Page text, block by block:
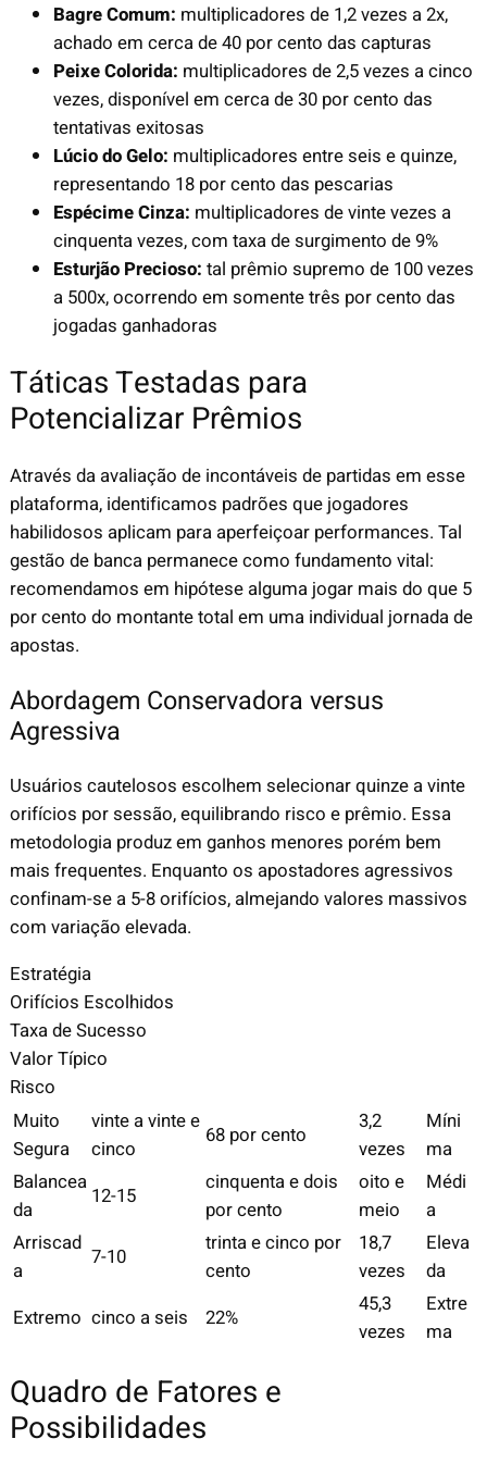
Bagre Comum: multiplicadores de 1,2 vezes a 2x,
achado em cerca de 40 por cento das capturas
Peixe Colorida: multiplicadores de 2,5 vezes a cinco
vezes, disponível em cerca de 30 por cento das
tentativas exitosas
Lúcio do Gelo: multiplicadores entre seis e quinze,
representando 18 por cento das pescarias
Espécime Cinza: multiplicadores de vinte vezes a
cinquenta vezes, com taxa de surgimento de 9%
Esturjão Precioso: tal prêmio supremo de 100 vezes
a 500x, ocorrendo em somente três por cento das
jogadas ganhadoras
Táticas Testadas para
Potencializar Prêmios
Através da avaliação de incontáveis de partidas em esse
plataforma, identificamos padrões que jogadores
habilidosos aplicam para aperfeiçoar performances. Tal
gestão de banca permanece como fundamento vital:
recomendamos em hipótese alguma jogar mais do que 5
por cento do montante total em uma individual jornada de
apostas.
Abordagem Conservadora versus
Agressiva
Usuários cautelosos escolhem selecionar quinze a vinte
orifícios por sessão, equilibrando risco e prêmio. Essa
metodologia produz em ganhos menores porém bem
mais frequentes. Enquanto os apostadores agressivos
confinam-se a 5-8 orifícios, almejando valores massivos
com variação elevada.
Estratégia
Orifícios Escolhidos
Taxa de Sucesso
Valor Típico
Risco
Muito
Segura
vinte a vinte e
cinco
68 por cento
3,2
vezes
Míni
ma
Balancea
da
12-15
cinquenta e dois
por cento
oito e
meio
Médi
a
Arriscad
a
7-10
trinta e cinco por
cento
18,7
vezes
Eleva
da
Extremo cinco a seis 22%
45,3
vezes
Extre
ma
Quadro de Fatores e
Possibilidades